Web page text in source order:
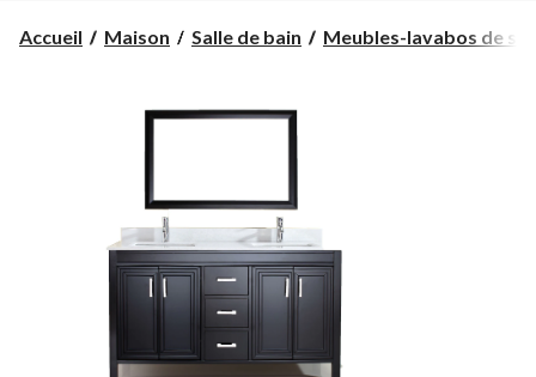
Accueil Maison Salle de bain Meubles-lavabos de